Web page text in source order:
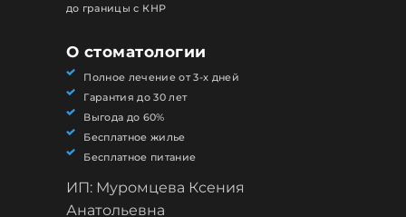
до границы с КНР
О стоматологии
Полное лечение от 3-х дней
Гарантия до 30 лет
Выгода до 60%
Бесплатное жилье
Бесплатное питание
ИП: Муромцева Ксения
Анатольевна